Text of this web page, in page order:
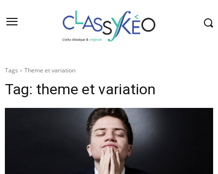
Tags Theme et variation
Tag: theme et variation